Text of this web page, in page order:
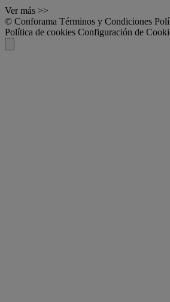
Ver más >>
© Conforama Términos y Condiciones
Política de cookies Configuración de